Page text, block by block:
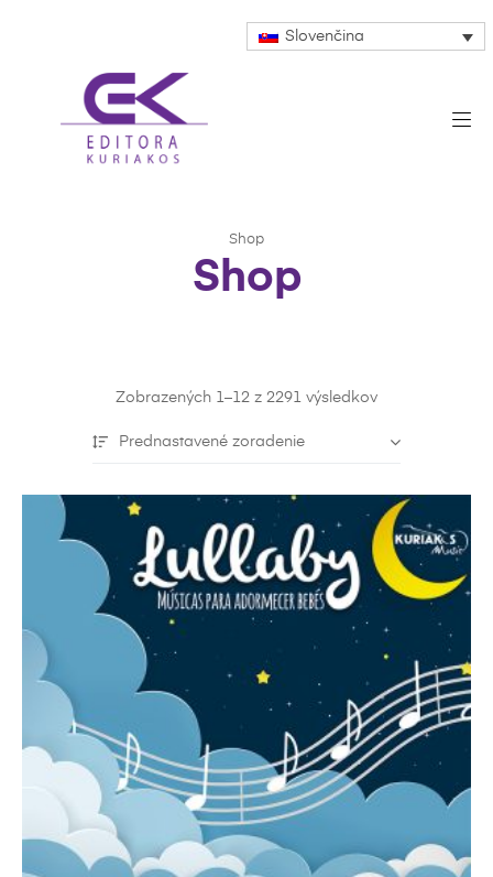
Slovenčina
Shop
Shop
Zobrazených 1–12 z 2291 výsledkov
Prednastavené zoradenie